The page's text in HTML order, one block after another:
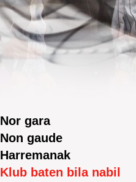
Nor gara
Non gaude
Harremanak
Klub baten bila nabil